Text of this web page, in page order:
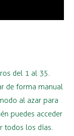
del 1 al 35.
de forma manual
al azar para
puedes acceder
todos los días.